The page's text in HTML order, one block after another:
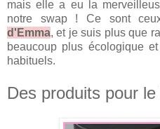
mais elle a eu la
notre swap ! Ce sont
d'Emma, et je suis plus que
beaucoup plus écologique
habituels.
Des produits pour le